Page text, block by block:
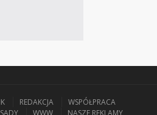
REDAKCJA
WSPÓŁPRACA